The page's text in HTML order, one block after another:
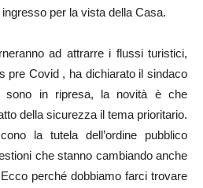
per la vista della Casa.
ad attrarre i flussi turistici,
pre Covid , ha dichiarato il sindaco
sono in ripresa, la novità è che
della sicurezza il tema prioritario.
la tutela dell’ordine pubblico
che stanno cambiando anche
perché dobbiamo farci trovare